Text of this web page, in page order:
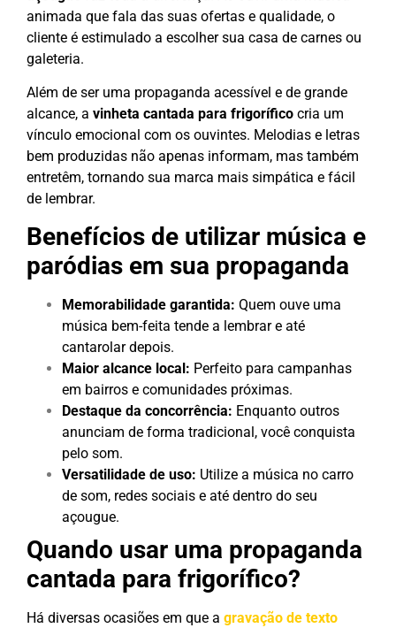
animada que fala das suas ofertas e qualidade, o
cliente é estimulado a escolher sua casa de carnes ou
galeteria.
Além de ser uma propaganda acessível e de grande
alcance, a vinheta cantada para frigorífico cria um
vínculo emocional com os ouvintes. Melodias e letras
bem produzidas não apenas informam, mas também
entretêm, tornando sua marca mais simpática e fácil
de lembrar.
Benefícios de utilizar música e
paródias em sua propaganda
Memorabilidade garantida: Quem ouve uma
música bem-feita tende a lembrar e até
cantarolar depois.
Maior alcance local: Perfeito para campanhas
em bairros e comunidades próximas.
Destaque da concorrência: Enquanto outros
anunciam de forma tradicional, você conquista
pelo som.
Versatilidade de uso: Utilize a música no carro
de som, redes sociais e até dentro do seu
açougue.
Quando usar uma propaganda
cantada para frigorífico?
Há diversas ocasiões em que a gravação de texto